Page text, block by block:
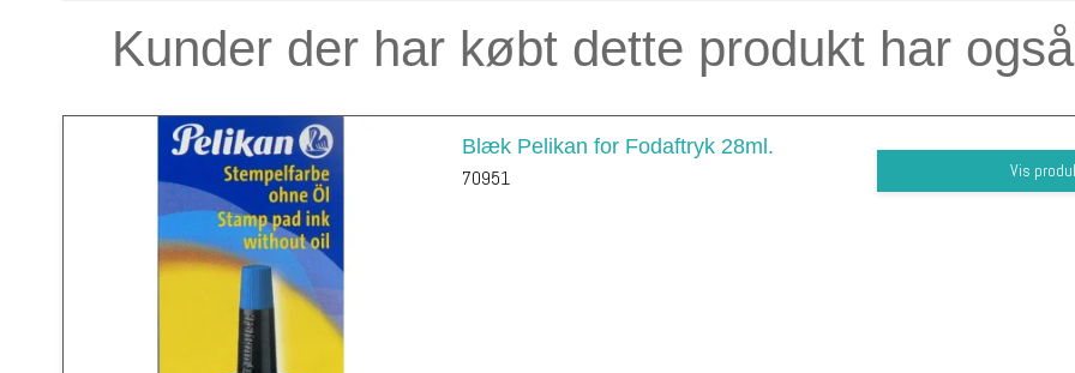
Kunder der har købt dette produkt har
Blæk Pelikan for Fodaftryk 28ml.
70951 Vis